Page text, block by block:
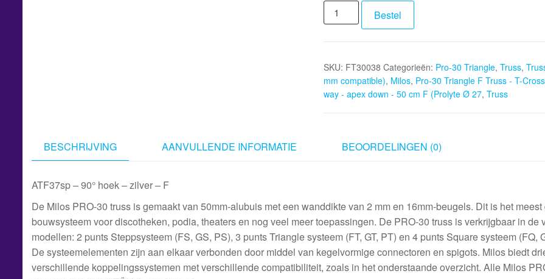
MILOS
Pro-
F
Truss
-
vertical
-
apex
down
-
50
Bestel
SKU: FT30038 Categorieën: Pro-30 Triangle, Truss,
mm compatible), Milos, Pro-30 Triangle F Truss - T-
way - apex down - 50 cm F (Prolyte Ø 27, Truss
BESCHRIJVING AANVULLENDE INFORMATIE BEOORDELINGEN (0)
ATF37sp – 90° hoek – zilver – F
De Milos PRO-30 truss is gemaakt van 50mm-alubuis met een wanddikte van 2 mm en 16mm-beugels. Dit is het
bouwsysteem voor discotheken, podia, theaters en nog veel meer toepassingen. De PRO-30 truss is verkrijgbaar in de
modellen: 2 punts Steppsysteem (FS, GS, PS), 3 punts Triangle systeem (FT, GT, PT) en 4 punts Square systeem (FQ,
De systeemelementen zijn aan elkaar verbonden door middel van kegelvormige connectoren en spigots. Milos biedt
verschillende koppelingssystemen met verschillende compatibiliteit, zoals in het onderstaande overzicht. Alle Milos